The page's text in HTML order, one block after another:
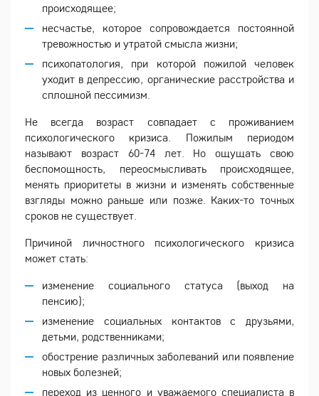
происходящее;
несчастье, которое сопровождается постоянной
тревожностью и утратой смысла жизни;
психопатология, при которой пожилой человек
уходит в депрессию, органические расстройства и
сплошной пессимизм.
Не всегда возраст совпадает с проживанием
психологического кризиса. Пожилым периодом
называют возраст 60-74 лет. Но ощущать свою
беспомощность, переосмысливать происходящее,
менять приоритеты в жизни и изменять собственные
взгляды можно раньше или позже. Каких-то точных
сроков не существует.
Причиной личностного психологического кризиса
может стать:
изменение социального статуса (выход на
пенсию);
изменение социальных контактов с друзьями,
детьми, родственниками;
обострение различных заболеваний или появление
новых болезней;
переход из ценного и уважаемого специалиста в